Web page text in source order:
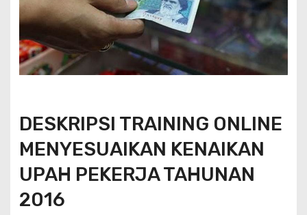
DESKRIPSI TRAINING ONLINE
MENYESUAIKAN KENAIKAN
UPAH PEKERJA TAHUNAN
2016